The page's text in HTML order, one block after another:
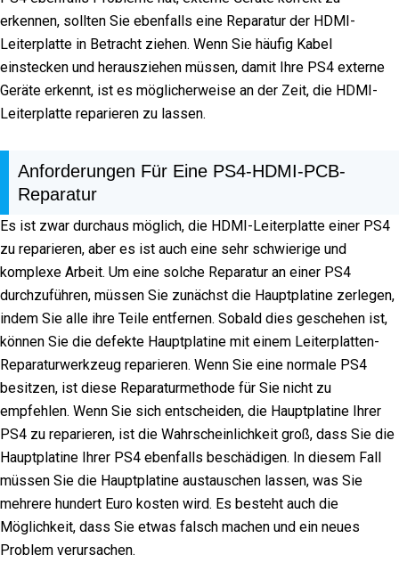
erkennen, sollten Sie ebenfalls eine Reparatur der HDMI-
Leiterplatte in Betracht ziehen. Wenn Sie häufig Kabel
einstecken und herausziehen müssen, damit Ihre PS4 externe
Geräte erkennt, ist es möglicherweise an der Zeit, die HDMI-
Leiterplatte reparieren zu lassen.
Anforderungen Für Eine PS4-HDMI-PCB-
Reparatur
Es ist zwar durchaus möglich, die HDMI-Leiterplatte einer PS4
zu reparieren, aber es ist auch eine sehr schwierige und
komplexe Arbeit. Um eine solche Reparatur an einer PS4
durchzuführen, müssen Sie zunächst die Hauptplatine zerlegen,
indem Sie alle ihre Teile entfernen. Sobald dies geschehen ist,
können Sie die defekte Hauptplatine mit einem Leiterplatten-
Reparaturwerkzeug reparieren. Wenn Sie eine normale PS4
besitzen, ist diese Reparaturmethode für Sie nicht zu
empfehlen. Wenn Sie sich entscheiden, die Hauptplatine Ihrer
PS4 zu reparieren, ist die Wahrscheinlichkeit groß, dass Sie die
Hauptplatine Ihrer PS4 ebenfalls beschädigen. In diesem Fall
müssen Sie die Hauptplatine austauschen lassen, was Sie
mehrere hundert Euro kosten wird. Es besteht auch die
Möglichkeit, dass Sie etwas falsch machen und ein neues
Problem verursachen.